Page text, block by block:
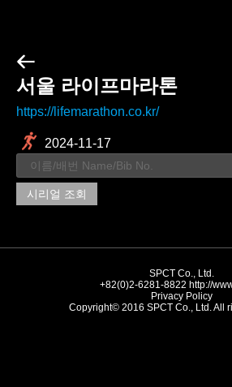
서울 라이프마라톤
https://lifemarathon.co.kr/
2024-11-17
시리얼 조회
SPCT Co., Ltd.
+82(0)2-6281-8822 http://
Privacy Policy
Copyright© 2016 SPCT Co., Ltd. All